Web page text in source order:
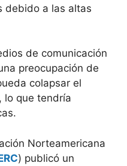
debido a las altas
de comunicación
preocupación de
colapsar el
lo que tendría
Norteamericana
) publicó un